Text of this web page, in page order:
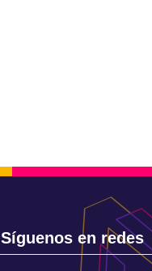
Síguenos en redes